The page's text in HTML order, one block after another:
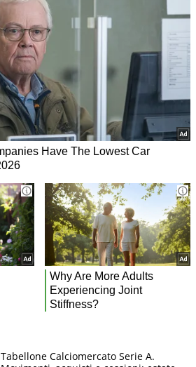
Tabellone Calciomercato Serie A.